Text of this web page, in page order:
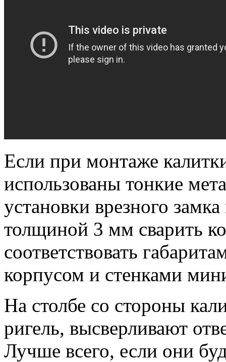
Если при монтаже
использованы тонкие
установки врезного
толщиной 3 мм сварить
соответствовать
корпусом и стенками
На столбе со стороны
ригель, высверливают
Лучше всего, если они